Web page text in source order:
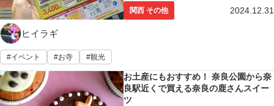
関西 その他 2024.12.31
ヒイラギ
イベント お寺 観光
お土産にもおすすめ！ 奈良公園から奈
良駅近くで買える奈良の鹿さんスイー
ツ